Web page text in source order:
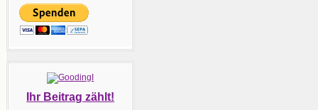
Ihr Beitrag zählt!